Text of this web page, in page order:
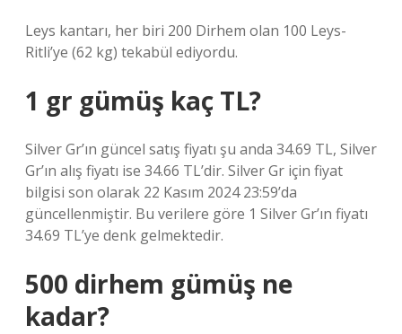
Leys kantarı, her biri 200 Dirhem olan 100 Leys-
Ritli’ye (62 kg) tekabül ediyordu.
1 gr gümüş kaç TL?
Silver Gr’ın güncel satış fiyatı şu anda 34.69 TL, Silver
Gr’ın alış fiyatı ise 34.66 TL’dir. Silver Gr için fiyat
bilgisi son olarak 22 Kasım 2024 23:59’da
güncellenmiştir. Bu verilere göre 1 Silver Gr’ın fiyatı
34.69 TL’ye denk gelmektedir.
500 dirhem gümüş ne
kadar?